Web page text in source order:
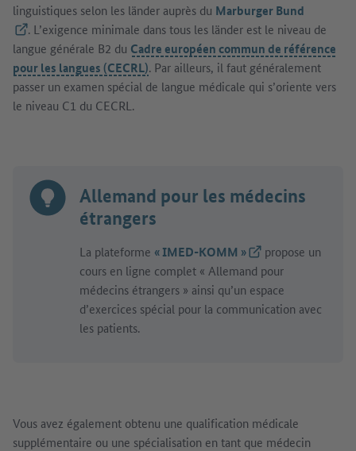
linguistiques selon les länder auprès du Marburger Bund
(Lien externe)
. L’exigence minimale dans tous les länder est le niveau de
langue générale B2 du Cadre européen commun de référence
pour les langues (CECRL). Par ailleurs, il faut généralement
passer un examen spécial de langue médicale qui s’oriente vers
le niveau C1 du CECRL.
Allemand pour les médecins
étrangers
La plateforme « IMED-KOMM »(Lien externe)
propose un
cours en ligne complet « Allemand pour
médecins étrangers » ainsi qu’un espace
d’exercices spécial pour la communication avec
les patients.
Vous avez également obtenu une qualification médicale
supplémentaire ou une spécialisation en tant que médecin